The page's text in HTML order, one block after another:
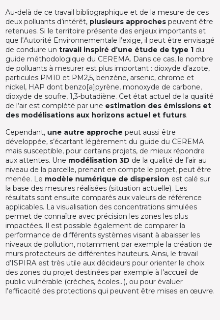
Au-delà de ce travail bibliographique et de la mesure de ces
deux polluants d’intérêt, plusieurs approches peuvent être
retenues. Si le territoire présente des enjeux importants et
que l’Autorité Environnementale l’exige, il peut être envisagé
de conduire un travail inspiré d’une étude de type 1 du
guide méthodologique du CEREMA. Dans ce cas, le nombre
de polluants à mesurer est plus important : dioxyde d’azote,
particules PM10 et PM2,5, benzène, arsenic, chrome et
nickel, HAP dont benzo[a]pyrène, monoxyde de carbone,
dioxyde de soufre, 1,3-butadiène. Cet état actuel de la qualité
de l’air est complété par une estimation des émissions et
des modélisations aux horizons actuel et futurs.
Cependant, une autre approche peut aussi être
développée, s’écartant légèrement du guide du CEREMA
mais susceptible, pour certains projets, de mieux répondre
aux attentes. Une modélisation 3D de la qualité de l’air au
niveau de la parcelle, prenant en compte le projet, peut être
menée. Le modèle numérique de dispersion est calé sur
la base des mesures réalisées (situation actuelle). Les
résultats sont ensuite comparés aux valeurs de référence
applicables. La visualisation des concentrations simulées
permet de connaître avec précision les zones les plus
impactées. Il est possible également de comparer la
performance de différents systèmes visant à abaisser les
niveaux de pollution, notamment par exemple la création de
murs protecteurs de différentes hauteurs. Ainsi, le travail
d’ISPIRA est très utile aux décideurs pour orienter le choix
des zones du projet destinées par exemple à l’accueil de
public vulnérable (crèches, écoles…), ou pour évaluer
l’efficacité des protections qui peuvent être mises en œuvre.